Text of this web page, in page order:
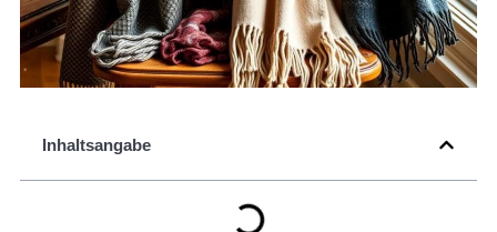
Inhaltsangabe